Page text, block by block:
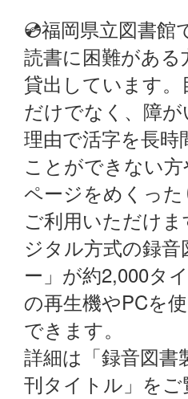
💿福岡県立図書館
読書に困難がある
貸出しています
だけでなく、障
理由で活字を長時
ことができない
ページをめくっ
ご利用いただけ
ジタル方式の録音
ー」が約2,000タ
の再生機やPCを
できます。
詳細は「録音図書
刊タイトル」をご